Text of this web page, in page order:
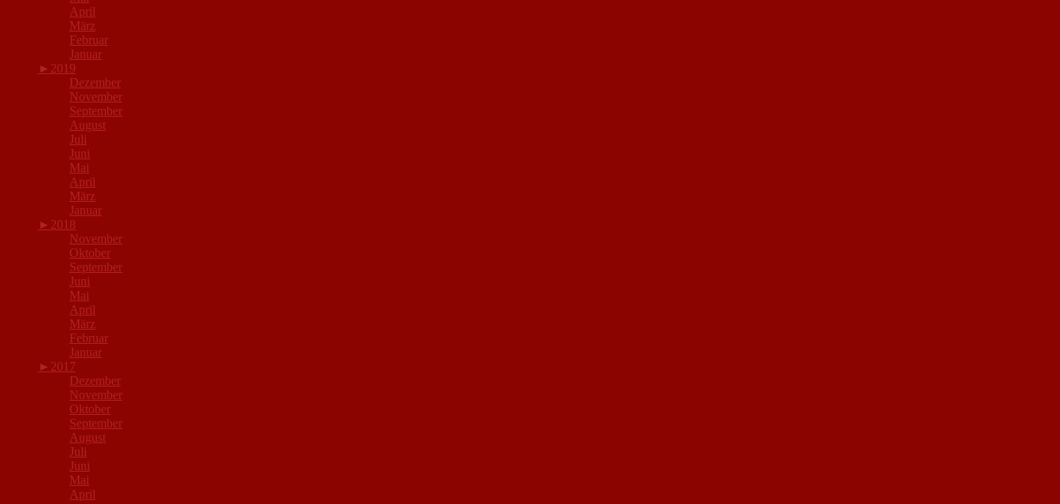
April
März
Februar
Januar
► 2019
Dezember
November
September
August
Juli
Juni
Mai
April
März
Januar
► 2018
November
Oktober
September
Juni
Mai
April
März
Februar
Januar
► 2017
Dezember
November
Oktober
September
August
Juli
Juni
Mai
April